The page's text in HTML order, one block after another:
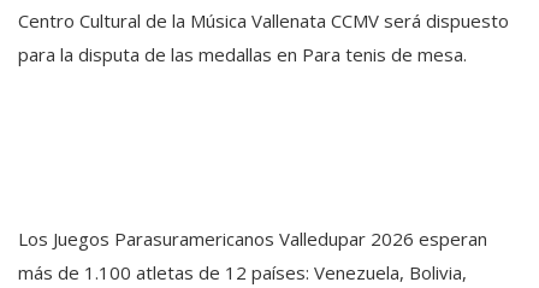
Centro Cultural de la Música Vallenata CCMV será dispuesto
para la disputa de las medallas en Para tenis de mesa.
Los Juegos Parasuramericanos Valledupar 2026 esperan
más de 1.100 atletas de 12 países: Venezuela, Bolivia,